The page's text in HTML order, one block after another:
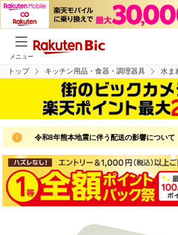
メニュー
トップ キッチン用品・食器・調理器具 水ま
令和8年熊本地震に伴う配送の影響について